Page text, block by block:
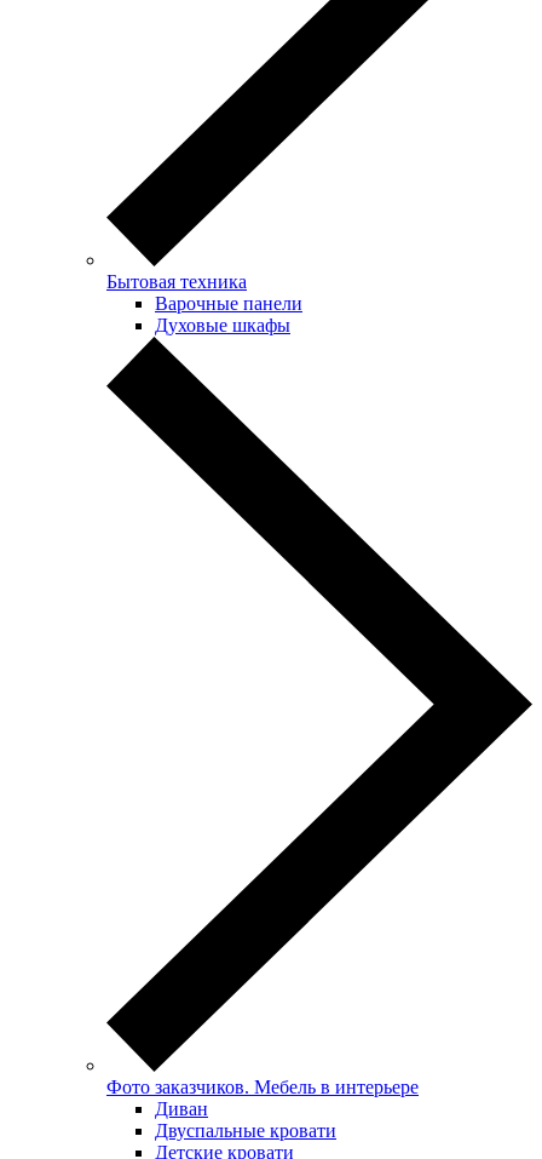
Бытовая техника
Варочные панели
Духовые шкафы
Фото заказчиков. Мебель в интерьере
Диван
Двуспальные кровати
Детские кровати